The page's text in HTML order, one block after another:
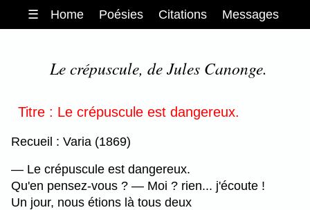
☰ Home Poésies Citations Messages
Le crépuscule, de Jules Canonge.
Titre : Le crépuscule est dangereux.
Recueil : Varia (1869)
— Le crépuscule est dangereux.
Qu'en pensez-vous ? — Moi ? rien... j'écoute !
Un jour, nous étions là tous deux